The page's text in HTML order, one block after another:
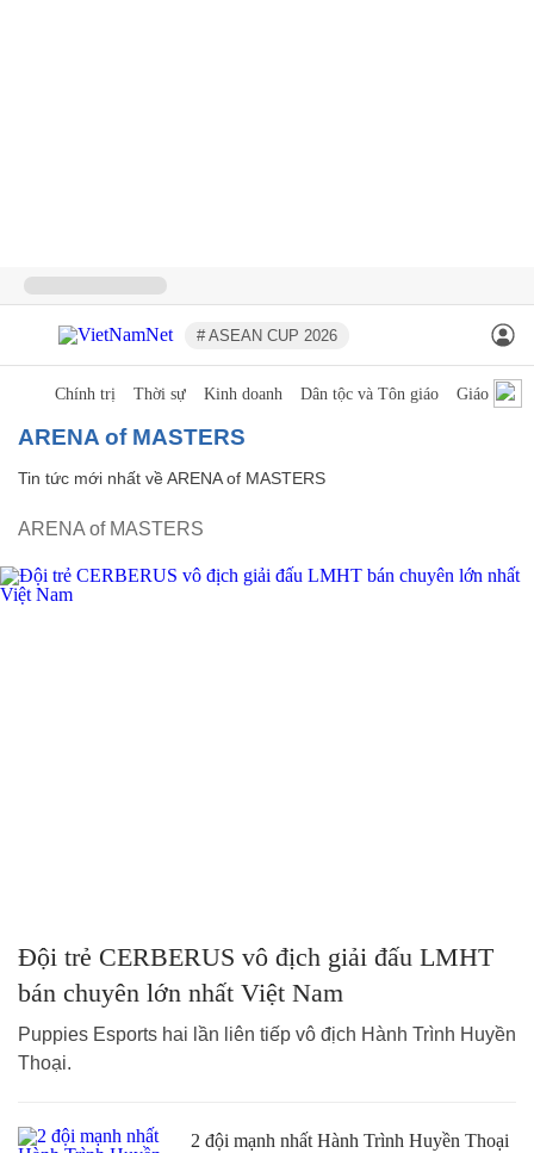
# ASEAN CUP 2026
Chính trị Thời sự Kinh doanh Dân tộc và Tôn giáo Giáo dục
ARENA of MASTERS
Tin tức mới nhất vềARENA of MASTERS
ARENA of MASTERS
Đội trẻ CERBERUS vô địch giải đấu LMHT
bán chuyên lớn nhất Việt Nam
Puppies Esports hai lần liên tiếp vô địch Hành Trình Huyền
Thoại.
2 đội mạnh nhất Hành Trình Huyền Thoại